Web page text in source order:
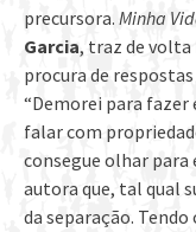
precursora. Minha
Garcia, traz de volta
procura de
“Demorei para fazer
falar com
consegue olhar para
autora que, tal qual
da separação.